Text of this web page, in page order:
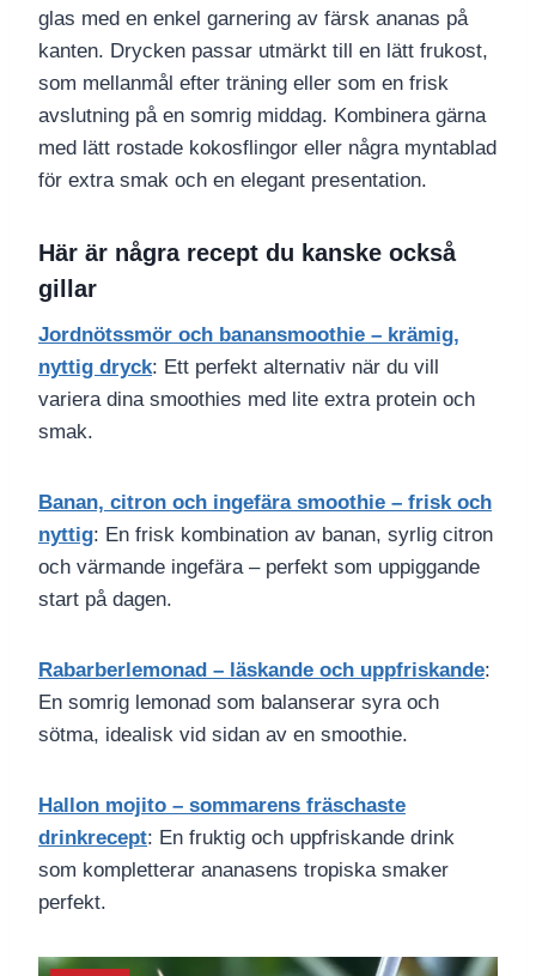
glas med en enkel garnering av färsk ananas på
kanten. Drycken passar utmärkt till en lätt frukost,
som mellanmål efter träning eller som en frisk
avslutning på en somrig middag. Kombinera gärna
med lätt rostade kokosflingor eller några myntablad
för extra smak och en elegant presentation.
Här är några recept du kanske också
gillar
Jordnötssmör och banansmoothie – krämig,
nyttig dryck: Ett perfekt alternativ när du vill
variera dina smoothies med lite extra protein och
smak.
Banan, citron och ingefära smoothie – frisk och
nyttig: En frisk kombination av banan, syrlig citron
och värmande ingefära – perfekt som uppiggande
start på dagen.
Rabarberlemonad – läskande och uppfriskande:
En somrig lemonad som balanserar syra och
sötma, idealisk vid sidan av en smoothie.
Hallon mojito – sommarens fräschaste
drinkrecept: En fruktig och uppfriskande drink
som kompletterar ananasens tropiska smaker
perfekt.